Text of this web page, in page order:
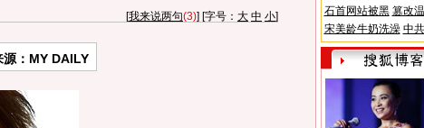
[我来说两句(3)] [字号： 大 中 小]
源：MY DAILY
石首网站被黑 篡改
宋美龄牛奶洗澡 中